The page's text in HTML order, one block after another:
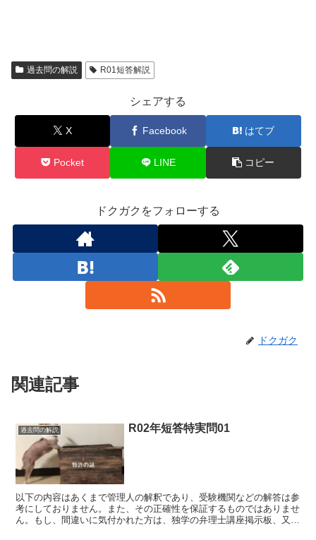
過去問の解説 R01短答解説
シェアする
X Facebook はてブ
Pocket LINE コピー
ドクガクをフォローする
ドクガク
関連記事
過去問の解説 R02年短答特実問01
以下の内容はあくまで管理人の解釈であり、受験機関などの解答は参
考にしておりません。また、その正確性を保証するものではありませ
ん。もし、間違いに気付かれた方は、独学の弁理士講座掲示板、又